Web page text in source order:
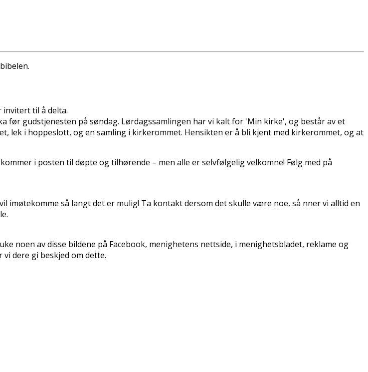
invitert til å delta.
gudstjenesten på søndag. Lørdagssamlingen har vi kalt for 'Min kirke', og består av et
lek i hoppeslott, og en samling i kirkerommet. Hensikten er å bli kjent med kirkerommet, og at
i posten til døpte og tilhørende – men alle er selvfølgelig velkomne! Følg med på
så langt det er mulig! Ta kontakt dersom det skulle være noe, så finner vi alltid en
noen av disse bildene på Facebook, menighetens nettside, i menighetsbladet, reklame og
dere gi beskjed om dette.